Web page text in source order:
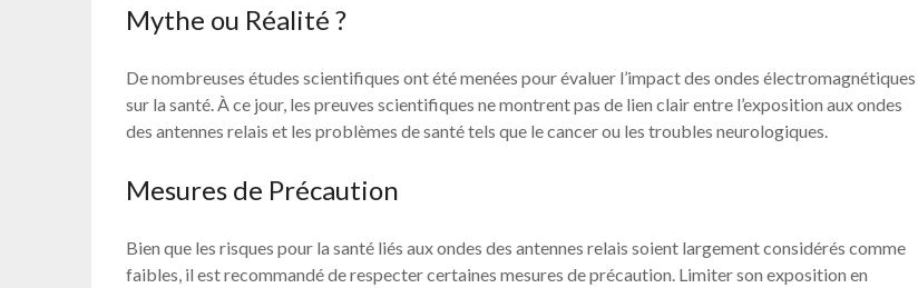
Mythe ou Réalité ?
De nombreuses études scientifiques ont été menées pour évaluer l’impact des ondes électromagnétiques
sur la santé. À ce jour, les preuves scientifiques ne montrent pas de lien clair entre l’exposition aux ondes
des antennes relais et les problèmes de santé tels que le cancer ou les troubles neurologiques.
Mesures de Précaution
Bien que les risques pour la santé liés aux ondes des antennes relais soient largement considérés comme
faibles, il est recommandé de respecter certaines mesures de précaution. Limiter son exposition en